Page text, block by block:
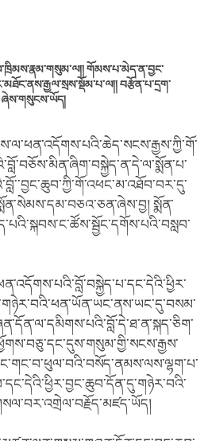
གོམས་པ་མེད་ན་བྱང་
བརྩོན་པ་དྲག་
ཞེས་གསུངས་ཡོད།
སྨོན་